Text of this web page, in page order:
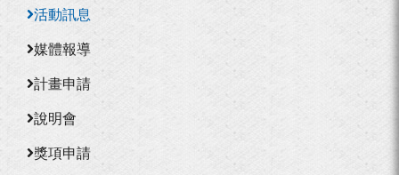
活動訊息
媒體報導
計畫申請
說明會
獎項申請